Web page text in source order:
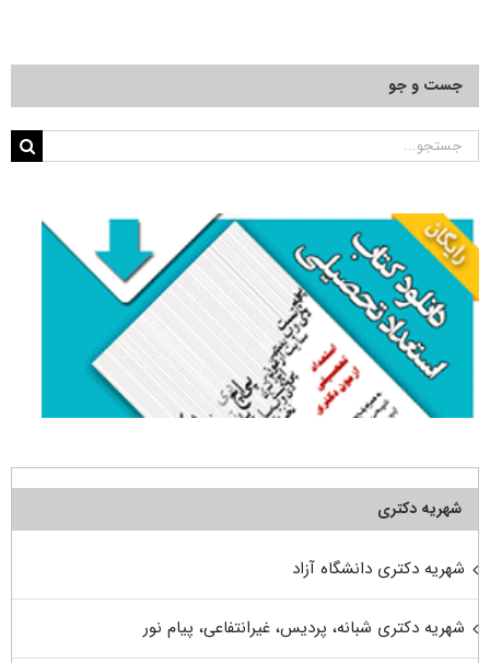
جست و جو
جستجو
شهریه دکتری
شهریه دکتری دانشگاه آزاد
شهریه دکتری شبانه، پردیس، غیرانتفاعی، پیام نور